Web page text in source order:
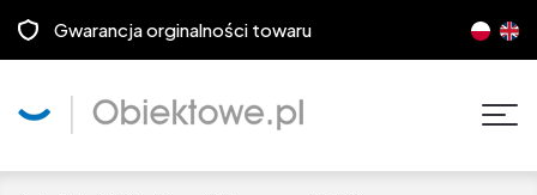
Gwarancja orginalności towaru